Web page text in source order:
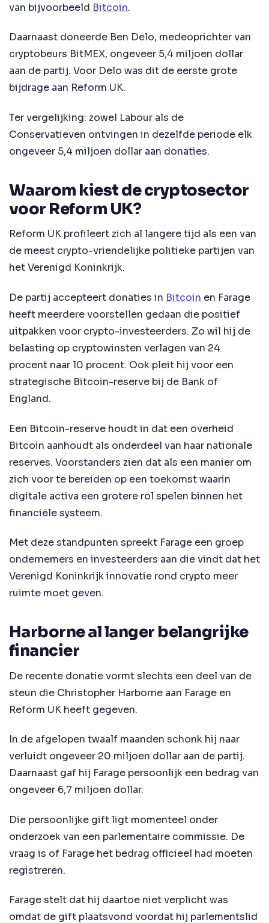
van bijvoorbeeld Bitcoin.
Daarnaast doneerde Ben Delo, medeoprichter van
cryptobeurs BitMEX, ongeveer 5,4 miljoen dollar
aan de partij. Voor Delo was dit de eerste grote
bijdrage aan Reform UK.
Ter vergelijking: zowel Labour als de
Conservatieven ontvingen in dezelfde periode elk
ongeveer 5,4 miljoen dollar aan donaties.
Waarom kiest de cryptosector
voor Reform UK?
Reform UK profileert zich al langere tijd als een van
de meest crypto-vriendelijke politieke partijen van
het Verenigd Koninkrijk.
De partij accepteert donaties in Bitcoin en Farage
heeft meerdere voorstellen gedaan die positief
uitpakken voor crypto-investeerders. Zo wil hij de
belasting op cryptowinsten verlagen van 24
procent naar 10 procent. Ook pleit hij voor een
strategische Bitcoin-reserve bij de Bank of
England.
Een Bitcoin-reserve houdt in dat een overheid
Bitcoin aanhoudt als onderdeel van haar nationale
reserves. Voorstanders zien dat als een manier om
zich voor te bereiden op een toekomst waarin
digitale activa een grotere rol spelen binnen het
financiële systeem.
Met deze standpunten spreekt Farage een groep
ondernemers en investeerders aan die vindt dat het
Verenigd Koninkrijk innovatie rond crypto meer
ruimte moet geven.
Harborne al langer belangrijke
financier
De recente donatie vormt slechts een deel van de
steun die Christopher Harborne aan Farage en
Reform UK heeft gegeven.
In de afgelopen twaalf maanden schonk hij naar
verluidt ongeveer 20 miljoen dollar aan de partij.
Daarnaast gaf hij Farage persoonlijk een bedrag van
ongeveer 6,7 miljoen dollar.
Die persoonlijke gift ligt momenteel onder
onderzoek van een parlementaire commissie. De
vraag is of Farage het bedrag officieel had moeten
registreren.
Farage stelt dat hij daartoe niet verplicht was
omdat de gift plaatsvond voordat hij parlementslid